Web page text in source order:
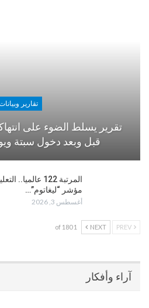
تقارير
تقرير يسلط الضوء على
قبل وبعد دخول سبتة
المرتبة 122
مؤشر “ليغاتوم”…
أغسطس 3, 2026
NEXT
1 of 180
آراء وأفكار